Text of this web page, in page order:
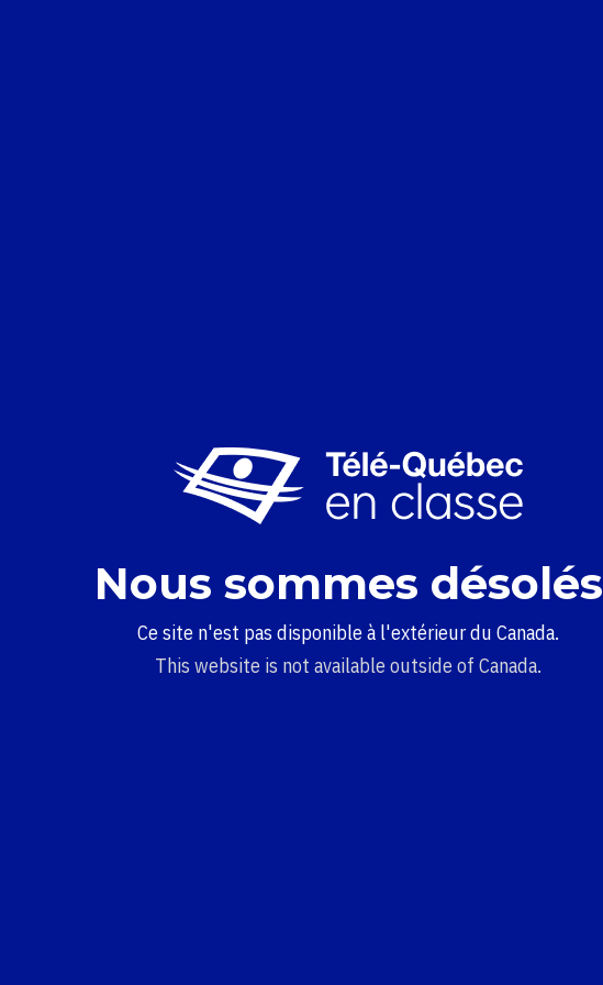
Nous sommes désolés
Ce site n'est pas disponible à l'extérieur du Canada.
This website is not available outside of Canada.